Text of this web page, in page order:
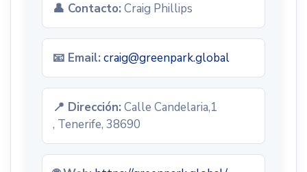
👤 Contacto: Craig Phillips
📧 Email: craig@greenpark.global
📍 Dirección: Calle Candelaria,1
, Tenerife, 38690